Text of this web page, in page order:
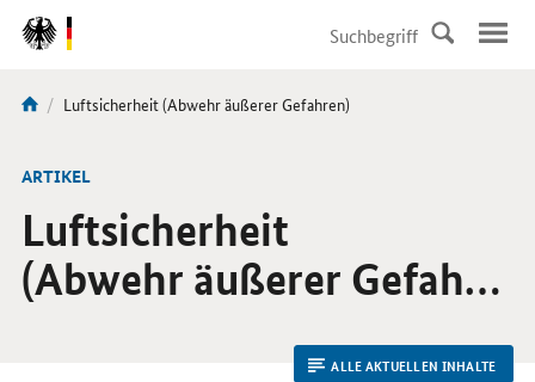
DirektZu:
Navigation
Sie
hier:
Aktuelle
Luftsicherheit (Abwehr äußerer Gefahren)
ARTIKEL
Luftsicherheit
(Abwehr äußerer Gefahren)
ALLE AKTUELLEN INHALTE